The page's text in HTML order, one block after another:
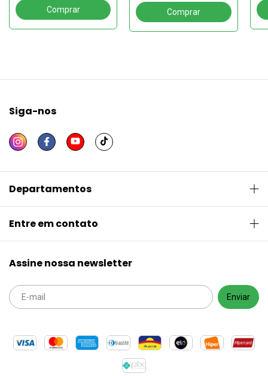
Siga-nos
Departamentos
Entre em contato
Assine nossa newsletter